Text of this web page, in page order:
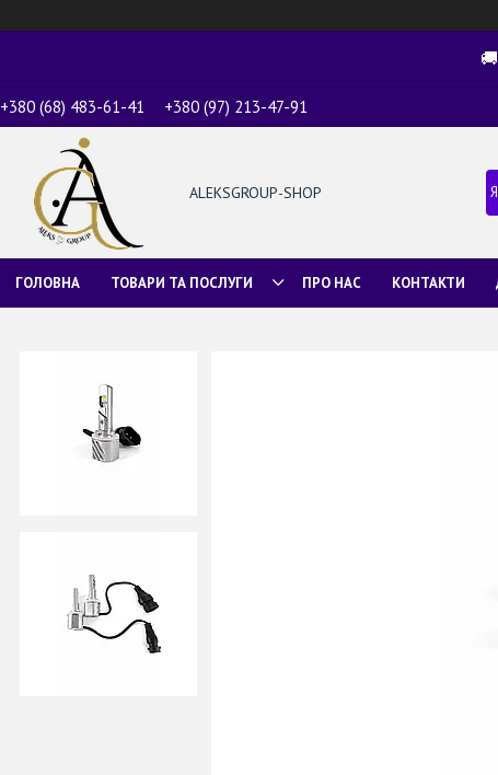
+380 (68) 483-61-41 +380 (97) 213-47-91
ALEKSGROUP-SHOP
ГОЛОВНА ТОВАРИ ТА ПОСЛУГИ ПРО НАС КОНТАКТИ